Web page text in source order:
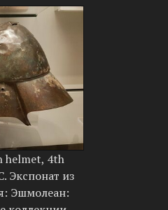
helmet, 4th
Экспонат из
Эшмолеан: